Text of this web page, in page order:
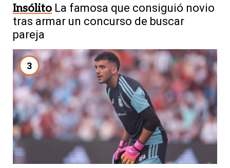
Insólito La famosa que consiguió novio
tras armar un concurso de buscar
pareja
3